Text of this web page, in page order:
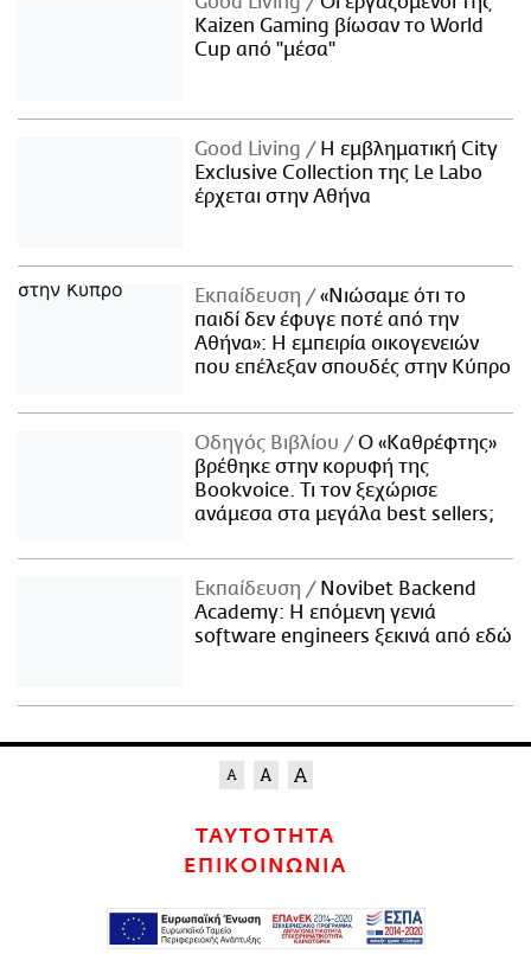
Kaizen Gaming βίωσαν το World
Cup από "μέσα"
Good Living
Η εμβληματική City
Exclusive Collection της Le Labo
έρχεται στην Αθήνα
Εκπαίδευση
«Νιώσαμε ότι το
παιδί δεν έφυγε ποτέ από την
Αθήνα»: Η εμπειρία οικογενειών
που επέλεξαν σπουδές στην Κύπρο
Οδηγός Βιβλίου
Ο «Καθρέφτης»
βρέθηκε στην κορυφή της
Bookvoice. Τι τον ξεχώρισε
ανάμεσα στα μεγάλα best sellers;
Εκπαίδευση
Novibet Backend
Academy: Η επόμενη γενιά
software engineers ξεκινά από εδώ
ΤΑΥΤΟΤΗΤΑ
ΕΠΙΚΟΙΝΩΝΙΑ